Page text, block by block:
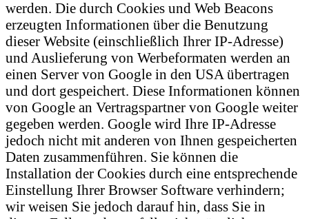
werden. Die durch Cookies und Web Beacons
erzeugten Informationen über die Benutzung
dieser Website (einschließlich Ihrer IP-Adresse)
und Auslieferung von Werbeformaten werden an
einen Server von Google in den USA übertragen
und dort gespeichert. Diese Informationen können
von Google an Vertragspartner von Google weiter
gegeben werden. Google wird Ihre IP-Adresse
jedoch nicht mit anderen von Ihnen gespeicherten
Daten zusammenführen. Sie können die
Installation der Cookies durch eine entsprechende
Einstellung Ihrer Browser Software verhindern;
wir weisen Sie jedoch darauf hin, dass Sie in